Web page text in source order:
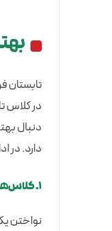
تابستان
در کلاس
دنبال
دارد. در
۱.
نواختن